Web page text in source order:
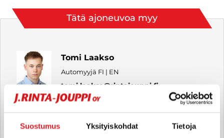
Suostumus Yksityiskohdat Tietoja
Tätä ajoneuvoa myy
Tomi Laakso
Automyyjä FI | EN
tomi.laakso@rintajouppi.fi